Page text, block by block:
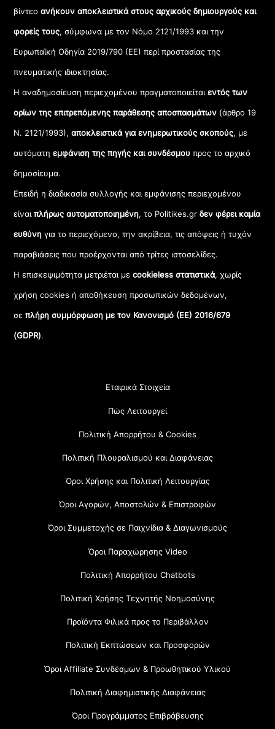
βίντεοανήκουν αποκλειστικά στους αρχικούς δημιουργούς και
φορείς τους, σύμφωνα με τον Νόμο 2121/1993 και την
Ευρωπαϊκή Οδηγία 2019/790 (ΕΕ) περί προστασίας της
πνευματικής ιδιοκτησίας.
Η αναδημοσίευση περιεχομένου πραγματοποιείταιεντός των
ορίων της επιτρεπόμενης παράθεσης αποσπασμάτων (άρθρο 19
Ν. 2121/1993), αποκλειστικά για ενημερωτικούς σκοπούς, με
αυτόματηεμφάνιση της πηγής και συνδέσμου προς το αρχικό
δημοσίευμα.
Επειδή η διαδικασία συλλογής και εμφάνισης περιεχομένου
είναιπλήρως αυτοματοποιημένη, το Politikes.grδεν φέρει καμία
ευθύνη για το περιεχόμενο, την ακρίβεια, τις απόψεις ή τυχόν
παραβιάσεις που προέρχονται από τρίτες ιστοσελίδες.
Η επισκεψιμότητα μετριέται μεcookieless στατιστικά, χωρίς
χρήση cookies ή αποθήκευση προσωπικών δεδομένων,
σεπλήρη συμμόρφωση με τον Κανονισμό (ΕΕ) 2016/679
(GDPR).
Εταιρικά Στοιχεία
Πώς Λειτουργεί
Πολιτική Απορρήτου & Cookies
Πολιτική Πλουραλισμού και Διαφάνειας
Όροι Χρήσης και Πολιτική Λειτουργίας
Όροι Αγορών, Αποστολών & Επιστροφών
Όροι Συμμετοχής σε Παιχνίδια & Διαγωνισμούς
Όροι Παραχώρησης Video
Πολιτική Απορρήτου Chatbots
Πολιτική Χρήσης Τεχνητής Νοημοσύνης
Προϊόντα Φιλικά προς το Περιβάλλον
Πολιτική Εκπτώσεων και Προσφορών
Όροι Affiliate Συνδέσμων & Προωθητικού Υλικού
Πολιτική Διαφημιστικής Διαφάνειας
Όροι Προγράμματος Επιβράβευσης